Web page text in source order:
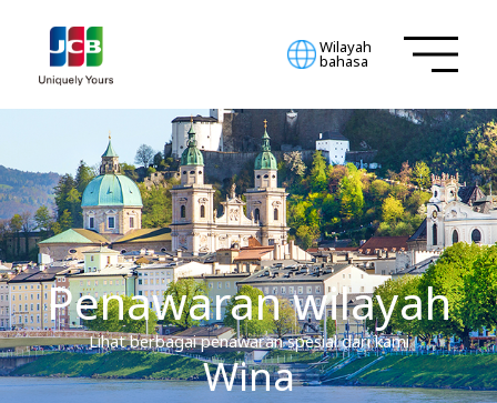
Wilayah
bahasa
Penawaran wilayah
Lihat berbagai penawaran spesial dari kami
Wina